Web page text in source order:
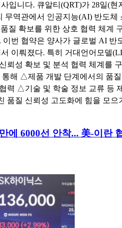
입니다. 큐알티(QRT)가 28일(현
무역관에서 인공지능(AI) 반도체
질 확보를 위한 상호 협력 체계
번 협약은 양사가 글로벌 AI 반
이뤄졌다. 특히 거대언어모델
뢰성 확보 및 분석 협력 체계를
해 △제품 개발 단계에서의 품
력 △기술 및 학술 정보 교류 등
품질 신뢰성 고도화에 힘을 모으
에 6000선 안착... 美-이란